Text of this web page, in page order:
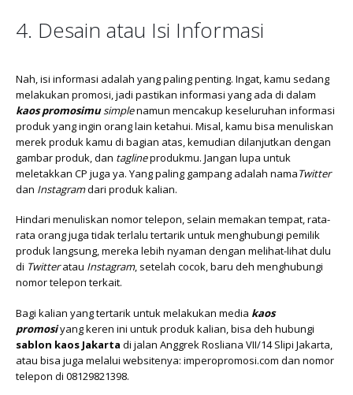
4. Desain atau Isi Informasi
Nah, isi informasi adalah yang paling penting. Ingat, kamu sedang
melakukan promosi, jadi pastikan informasi yang ada di dalam
kaos promosimusimplenamun mencakup keseluruhan informasi
produk yang ingin orang lain ketahui. Misal, kamu bisa menuliskan
merek produk kamu di bagian atas, kemudian dilanjutkan dengan
gambar produk, dan taglineprodukmu. Jangan lupa untuk
meletakkan CP juga ya. Yang paling gampang adalah namaTwitter
dan Instagramdari produk kalian.
Hindari menuliskan nomor telepon, selain memakan tempat, rata-
rata orang juga tidak terlalu tertarik untuk menghubungi pemilik
produk langsung, mereka lebih nyaman dengan melihat-lihat dulu
di Twitteratau Instagram, setelah cocok, baru deh menghubungi
nomor telepon terkait.
Bagi kalian yang tertarik untuk melakukan media kaos
promosiyang keren ini untuk produk kalian, bisa deh hubungi
sablon kaos Jakarta di jalan Anggrek Rosliana VII/14 Slipi Jakarta,
atau bisa juga melalui websitenya: imperopromosi.com dan nomor
telepon di 08129821398.